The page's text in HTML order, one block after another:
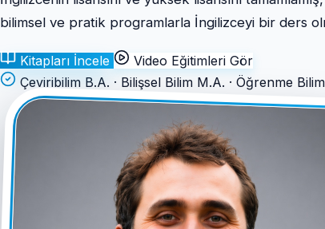
bilimsel ve pratik programlarla İngilizceyi bir ders
Kitapları İncele
Video Eğitimleri Gör
Çeviribilim B.A. · Bilişsel Bilim M.A. · Öğrenme